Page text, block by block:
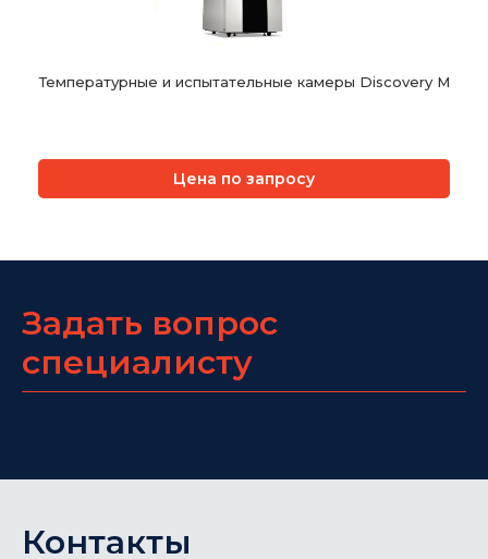
Температурные и испытательные камеры Discovery M
Цена по запросу
Задать вопрос
специалисту
Контакты